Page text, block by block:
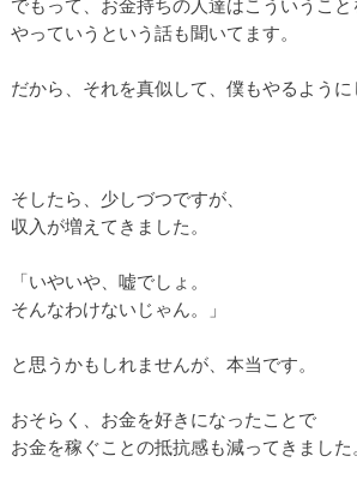
でもって、お金持ちの人達はこういうこと
やっていうという話も聞いてます。
だから、それを真似して、僕もやるように
そしたら、少しづつですが、
収入が増えてきました。
「いやいや、嘘でしょ。
そんなわけないじゃん。」
と思うかもしれませんが、本当です。
おそらく、お金を好きになったことで
お金を稼ぐことの抵抗感も減ってきました